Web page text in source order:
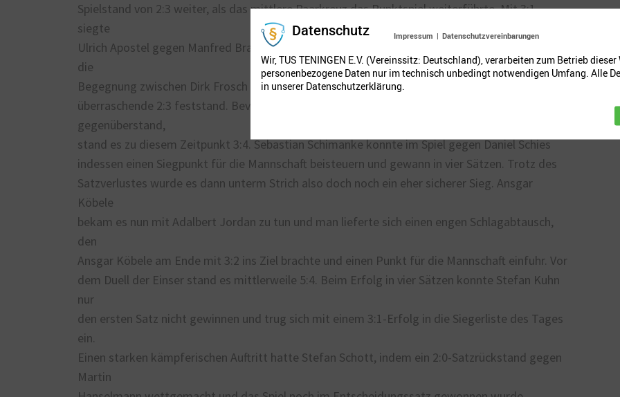
Spielstand von 2:3 weiter, als das mittlere Paarkreuz das Punktspiel weiterführte. Mit 3:1
siegte
Ulrich Apostel gegen Manfred Braun und gab dabei nur einen Satz ab. Hin und her schaukelte
die
Begegnung zwischen Dirk Frosch und Sebastian Bindner, bevor daszumindest auf dem Papier
überraschende 2:3 feststand. Bevor sich dann wenig später das untere Paarkreuz
gegenüberstand,
stand es zu diesem Zeitpunkt 3:4. Sebastian Schimanke konnte im Spiel gegen Daniel Schies
indessen einen Siegpunkt für die Mannschaft beisteuern und gewann in vier Sätzen. Trotz des
Satzverlustes wurde es dann unterm Strich also doch noch ein eher sicherer Sieg. Ansgar
Köbele
bekam es nun mit Adalbert Jordan zu tun und man lieferte sich einen engen Schlagabtausch,
den
Ansgar Köbele am Ende mit 3:2 ins Ziel brachte und einen Punkt für die Mannschaft einfuhr. Vor
dem Duell der Einser stand es mittlerweile 5:4. Beim Erfolg in vier Sätzen konnte Stefan Kuhn
nur
den ersten Satz nicht gewinnen und trug sich mit einem 3:1-Erfolg in die Siegerliste des Tages
ein.
Einen starken kämpferischen Auftritt hatte Stefan Schott, indem ein 2:0-Satzrückstand gegen
Martin
Datenschutz Impressum | Datenschutzvereinbarungen
Wir, TUS TENINGEN E.V. (Vereinssitz: Deutschland), verarbeiten zum Betrieb dieser
personenbezogene Daten nur im technisch unbedingt notwendigen Umfang. Alle
in unserer Datenschutzerklärung.